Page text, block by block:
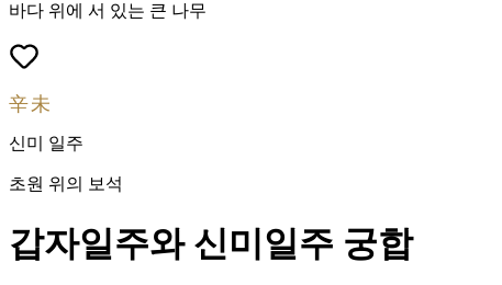
바다 위에 서 있는 큰 나무
辛未
신미 일주
초원 위의 보석
갑자일주와 신미일주 궁합